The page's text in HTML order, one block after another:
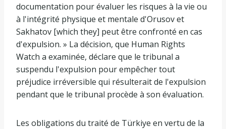
documentation pour évaluer les risques à la vie ou
à l'intégrité physique et mentale d'Orusov et
Sakhatov [which they] peut être confronté en cas
d'expulsion. » La décision, que Human Rights
Watch a examinée, déclare que le tribunal a
suspendu l'expulsion pour empêcher tout
préjudice irréversible qui résulterait de l'expulsion
pendant que le tribunal procède à son évaluation.
Les obligations du traité de Türkiye en vertu de la